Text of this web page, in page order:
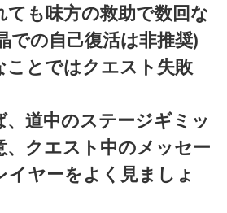
も味方の救助で数回な
での自己復活は非推奨)
ことではクエスト失敗
、道中のステージギミッ
、クエスト中のメッセー
イヤーをよく見ましょ